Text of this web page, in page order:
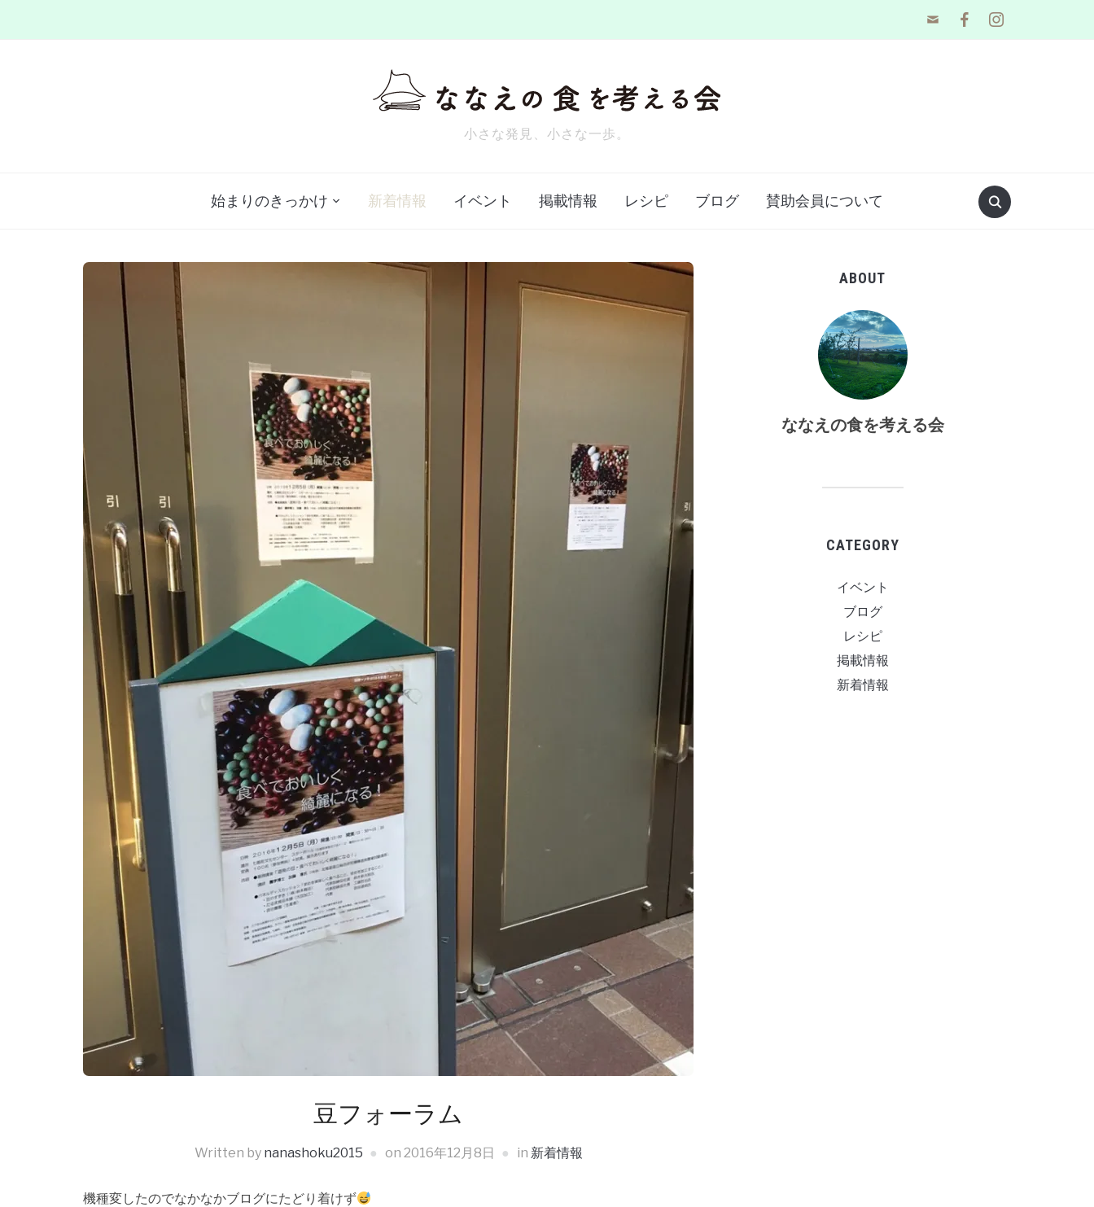
mail facebookinstagram
小さな発見、小さな一歩。
始まりのきっかけ 新着情報 イベント 掲載情報 レシピ ブログ 賛助会員について
豆フォーラム
Written by nanashoku2015 on 2016年12月8日 in 新着情報
機種変したのでなかなかブログにたどり着けず
ABOUT
ななえの食を考える会
CATEGORY
イベント
ブログ
レシピ
掲載情報
新着情報